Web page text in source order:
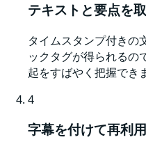
テキストと要点を
タイムスタンプ付きの
ックタグが得られるの
起をすばやく把握でき
4
字幕を付けて再利